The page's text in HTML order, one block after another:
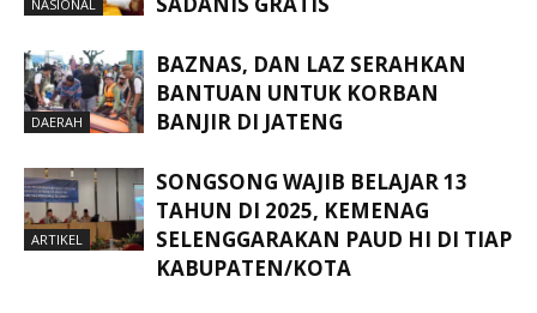
NASIONAL
DAERAH
BAZNAS, DAN LAZ SERAHKAN
BANTUAN UNTUK KORBAN
BANJIR DI JATENG
ARTIKEL
SONGSONG WAJIB BELAJAR 13
TAHUN DI 2025, KEMENAG
SELENGGARAKAN PAUD HI DI TIAP
KABUPATEN/KOTA